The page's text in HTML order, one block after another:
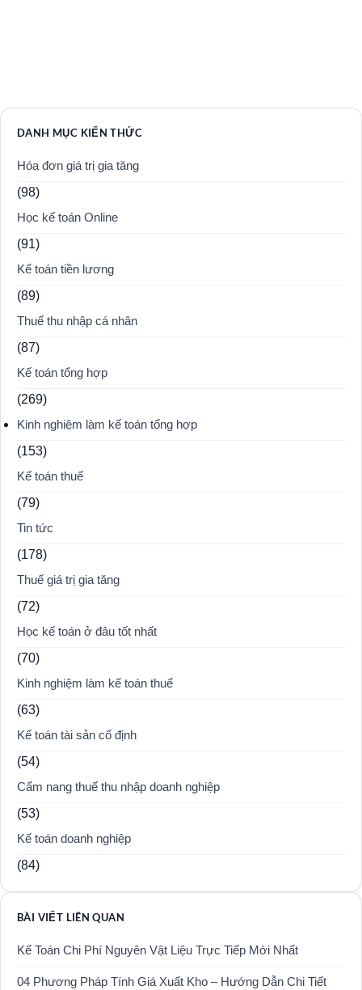
DANH MỤC KIẾN THỨC
Hóa đơn giá trị gia tăng
(98)
Học kế toán Online
(91)
Kế toán tiền lương
(89)
Thuế thu nhập cá nhân
(87)
Kế toán tổng hợp
(269)
Kinh nghiệm làm kế toán tổng hợp
(153)
Kế toán thuế
(79)
Tin tức
(178)
Thuế giá trị gia tăng
(72)
Học kế toán ở đâu tốt nhất
(70)
Kinh nghiệm làm kế toán thuế
(63)
Kế toán tài sản cố định
(54)
Cẩm nang thuế thu nhập doanh nghiệp
(53)
Kế toán doanh nghiệp
(84)
BÀI VIẾT LIÊN QUAN
Kế Toán Chi Phí Nguyên Vật Liệu Trực Tiếp Mới Nhất
04 Phương Pháp Tính Giá Xuất Kho – Hướng Dẫn Chi Tiết